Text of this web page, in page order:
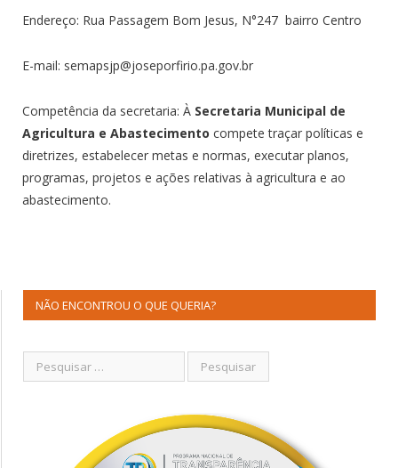
Endereço: Rua Passagem Bom Jesus, N°247 bairro Centro
E-mail: semapsjp@joseporfirio.pa.gov.br
Competência da secretaria: À Secretaria Municipal de
Agricultura e Abastecimento compete traçar políticas e
diretrizes, estabelecer metas e normas, executar planos,
programas, projetos e ações relativas à agricultura e ao
abastecimento.
NÃO ENCONTROU O QUE QUERIA?